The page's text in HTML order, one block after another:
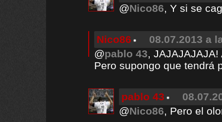
@Nico86, Y si se
Nico86
08.07.2013 a
@pablo 43,
Pero supongo que tendrá
pablo 43
@Nico86, Pero el